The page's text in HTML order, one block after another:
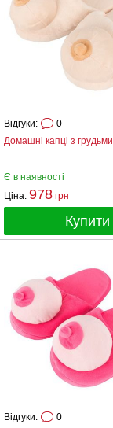
Домашні капці з грудьми
Відгуки: 0
Є в наявності
Ціна: 978 грн
Купити
Відгуки: 0